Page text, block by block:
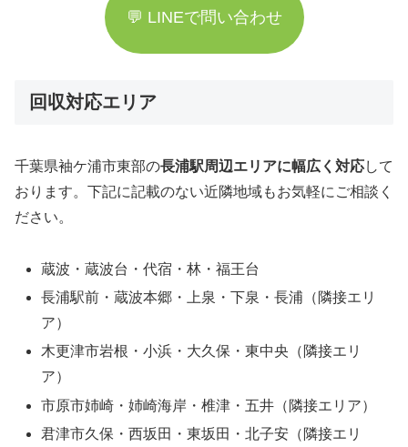
💬 LINEで問い合わせ
回収対応エリア
千葉県袖ケ浦市東部の長浦駅周辺エリアに幅広く対応して
おります。下記に記載のない近隣地域もお気軽にご相談く
ださい。
蔵波・蔵波台・代宿・林・福王台
長浦駅前・蔵波本郷・上泉・下泉・長浦（隣接エリ
ア）
木更津市岩根・小浜・大久保・東中央（隣接エリ
ア）
市原市姉崎・姉崎海岸・椎津・五井（隣接エリア）
君津市久保・西坂田・東坂田・北子安（隣接エリ